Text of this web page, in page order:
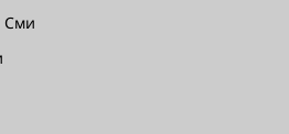
Сми